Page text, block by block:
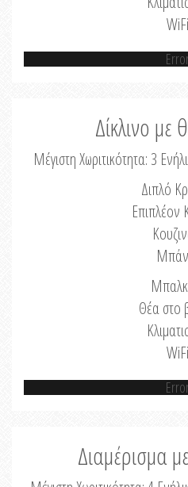
WiFi
Δίκλινο με
Μέγιστη Χωριτικότητα: 3
Διπλό
Επιπλέον
Θέα στο
WiFi
Διαμέρισμα